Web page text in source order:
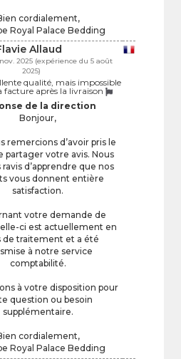
cordialement,
Royal Palace Bedding
Allaud
2025 (expérience du 5 août
2025)
qualité, mais impossible
facture après la livraison
de la direction
Bonjour,
remercions d’avoir pris le
partager votre avis. Nous
d’apprendre que nos
vous donnent entière
satisfaction.
votre demande de
ci est actuellement en
de traitement et a été
à notre service
comptabilité.
à votre disposition pour
question ou besoin
supplémentaire.
cordialement,
Royal Palace Bedding